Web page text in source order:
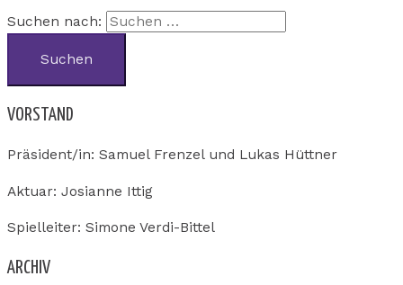
Suchen nach:
VORSTAND
Präsident/in: Samuel Frenzel und Lukas Hüttner
Aktuar: Josianne Ittig
Spielleiter: Simone Verdi-Bittel
ARCHIV